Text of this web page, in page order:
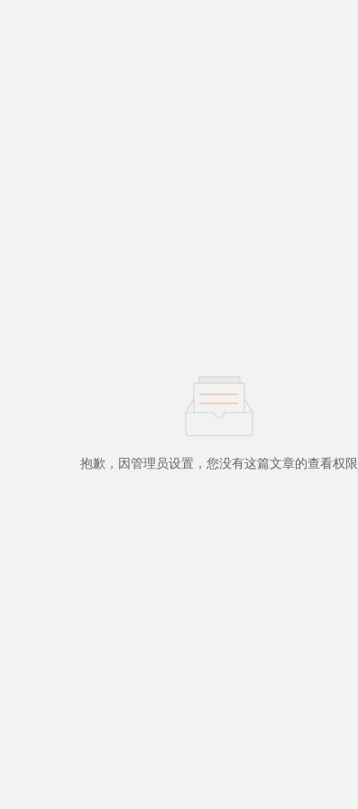
抱歉，因管理员设置，您没有这篇文章的查看权限